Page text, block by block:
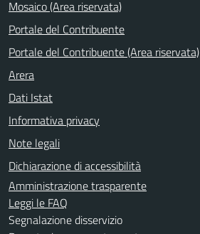
Mosaico (Area riservata)
Portale del Contribuente
Portale del Contribuente (Area riservata)
Arera
Dati Istat
Informativa privacy
Note legali
Dichiarazione di accessibilità
Amministrazione trasparente
Leggi le FAQ
Segnalazione disservizio